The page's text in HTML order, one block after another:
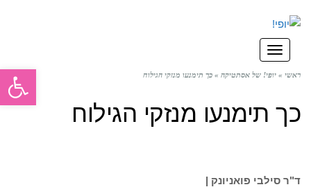
תפריט
ראשי » יופי! של אסתטיקה » כך תימנעו מנזקי הגילוח
כך תימנעו מנזקי הגילוח
ד"ר סילבי פואניונק |
פתח